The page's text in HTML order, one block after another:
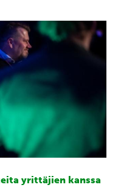
yrittäjien kanssa